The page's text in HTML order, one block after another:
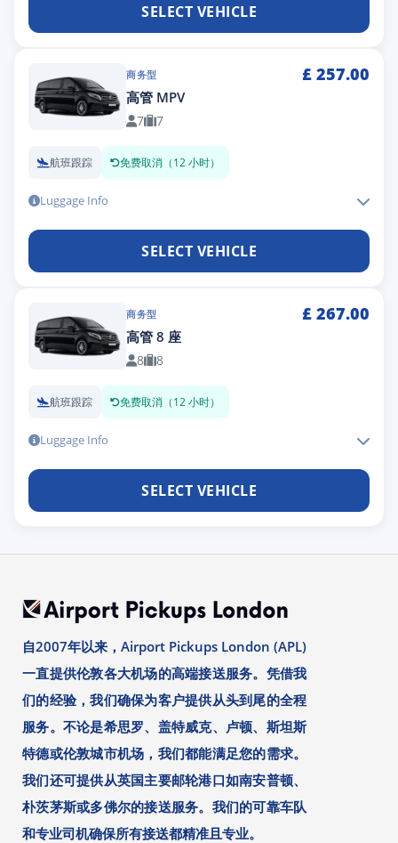
SELECT VEHICLE
商务型 £ 257.00
高管 MPV
7 7
航班跟踪 免费取消（12 小时）
Luggage Info
SELECT VEHICLE
商务型 £ 267.00
高管 8 座
8 8
航班跟踪 免费取消（12 小时）
Luggage Info
SELECT VEHICLE
自2007年以来，Airport Pickups London (APL)
一直提供伦敦各大机场的高端接送服务。凭借我
们的经验，我们确保为客户提供从头到尾的全程
服务。不论是希思罗、盖特威克、卢顿、斯坦斯
特德或伦敦城市机场，我们都能满足您的需求。
我们还可提供从英国主要邮轮港口如南安普顿、
朴茨茅斯或多佛尔的接送服务。我们的可靠车队
和专业司机确保所有接送都精准且专业。